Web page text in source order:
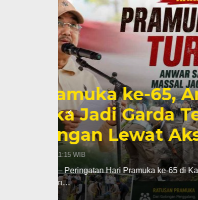
Satpol PP
Tanjabbar,
Perdana di
Kamis, 6 Agu 2026 - 18:05 WIB
TANJABBAR, TJ – Tim Satpol
ajang OPD Cup…